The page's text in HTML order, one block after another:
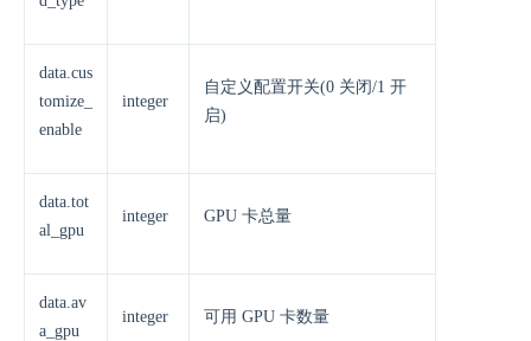
data.cus
tomize_
enable
integer
自定义配置开关(0 关闭/1 开
启)
data.tot
al_gpu
integer GPU 卡总量
data.av
a_gpu
integer 可用 GPU 卡数量